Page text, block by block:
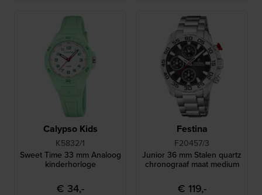
Calypso Kids
K5832/1
Sweet Time 33 mm Analoog
kinderhorloge
€ 34,-
Festina
F20457/3
Junior 36 mm Stalen quartz
chronograaf maat medium
€ 119,-